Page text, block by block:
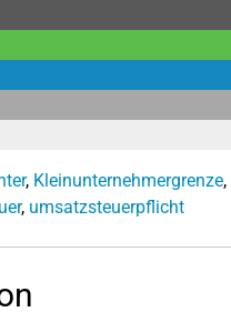
, Kleinunternehmergrenze,
, umsatzsteuerpflicht